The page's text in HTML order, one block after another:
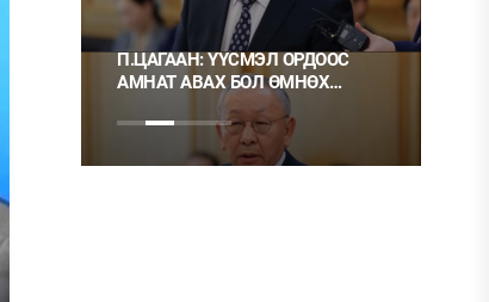
П.ЦАГААН: ҮҮСМЭЛ ОРДООС
АМНАТ АВАХ БОЛ ӨМНӨХ
ШИГЭЭ ТУСГАЙ
ЗӨВШӨӨРӨЛТЭЙ БОЛГОХ
ХЭРЭГТЭЙ